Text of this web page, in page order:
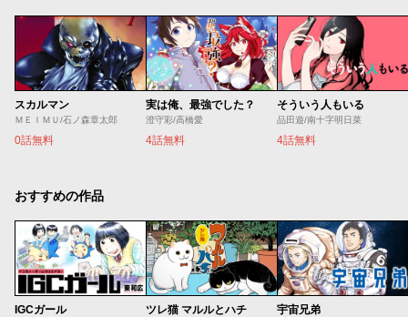
スカルマン
ＭＥＩＭＵ/石ノ森章太郎
0話無料
実は俺、最強でした？
澄守彩/高橋愛
4話無料
そういう人もいる
品田遊/南十字明日菜
4話無料
おすすめの作品
IGCガール ツレ猫 マルルとハチ 宇宙兄弟